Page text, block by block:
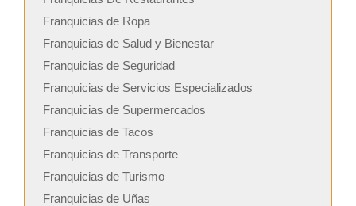
Franquicias de Ropa
Franquicias de Salud y Bienestar
Franquicias de Seguridad
Franquicias de Servicios Especializados
Franquicias de Supermercados
Franquicias de Tacos
Franquicias de Transporte
Franquicias de Turismo
Franquicias de Uñas